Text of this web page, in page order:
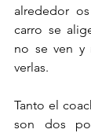
alrededor
carro se
no se ven y
verlas.
Tanto el
son dos